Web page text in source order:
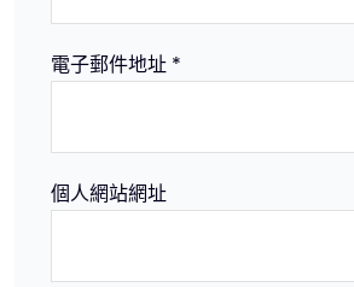
電子郵件地址 *
個人網站網址